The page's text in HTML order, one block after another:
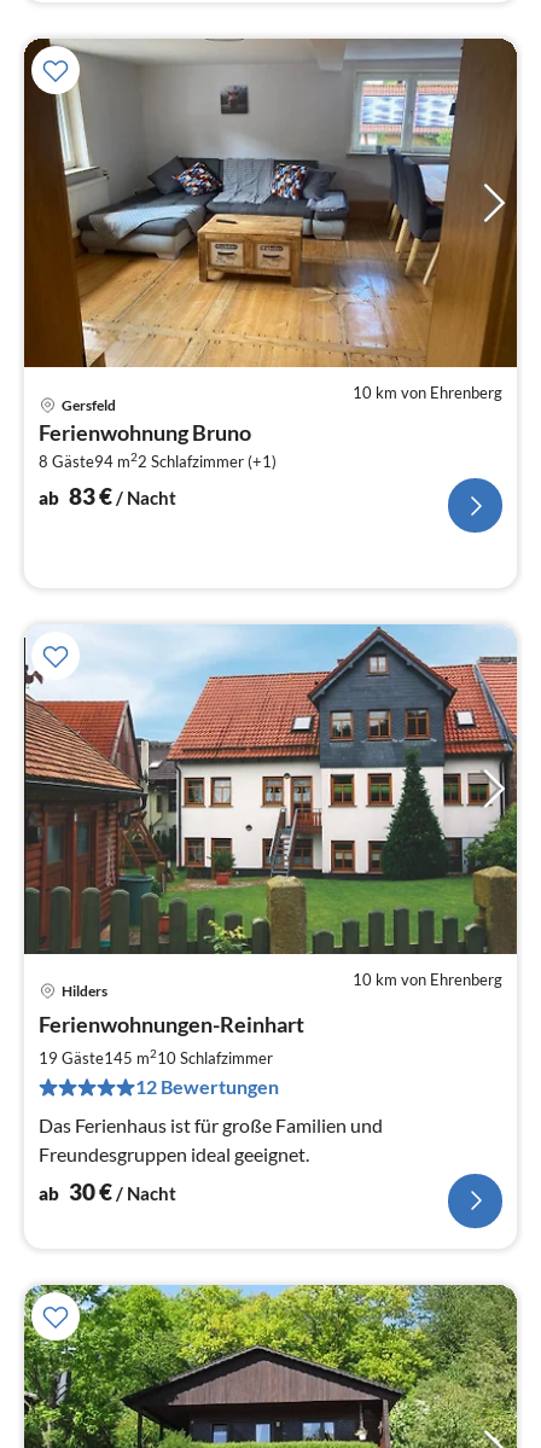
10 km von Ehrenberg
Gersfeld
Ferienwohnung Bruno
8 Gäste94 m22 Schlafzimmer (+1)
ab 83€/ Nacht
10 km von Ehrenberg
Hilders
Ferienwohnungen-Reinhart
19 Gäste145 m210Schlafzimmer
12 Bewertungen
Das Ferienhaus ist für große Familien und
Freundesgruppen ideal geeignet.
ab 30€ / Nacht